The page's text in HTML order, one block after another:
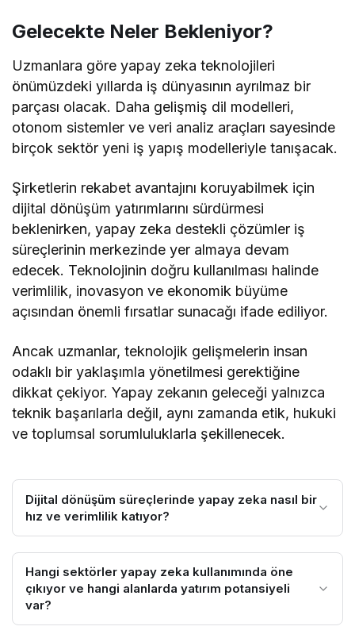
Gelecekte Neler Bekleniyor?
Uzmanlara göre yapay zeka teknolojileri
önümüzdeki yıllarda iş dünyasının ayrılmaz bir
parçası olacak. Daha gelişmiş dil modelleri,
otonom sistemler ve veri analiz araçları sayesinde
birçok sektör yeni iş yapış modelleriyle tanışacak.
Şirketlerin rekabet avantajını koruyabilmek için
dijital dönüşüm yatırımlarını sürdürmesi
beklenirken, yapay zeka destekli çözümler iş
süreçlerinin merkezinde yer almaya devam
edecek. Teknolojinin doğru kullanılması halinde
verimlilik, inovasyon ve ekonomik büyüme
açısından önemli fırsatlar sunacağı ifade ediliyor.
Ancak uzmanlar, teknolojik gelişmelerin insan
odaklı bir yaklaşımla yönetilmesi gerektiğine
dikkat çekiyor. Yapay zekanın geleceği yalnızca
teknik başarılarla değil, aynı zamanda etik, hukuki
ve toplumsal sorumluluklarla şekillenecek.
Dijital dönüşüm süreçlerinde yapay zeka nasıl bir
hız ve verimlilik katıyor?
Hangi sektörler yapay zeka kullanımında öne
çıkıyor ve hangi alanlarda yatırım potansiyeli
var?